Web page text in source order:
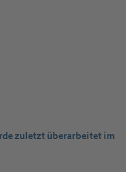
zuletzt überarbeitet im